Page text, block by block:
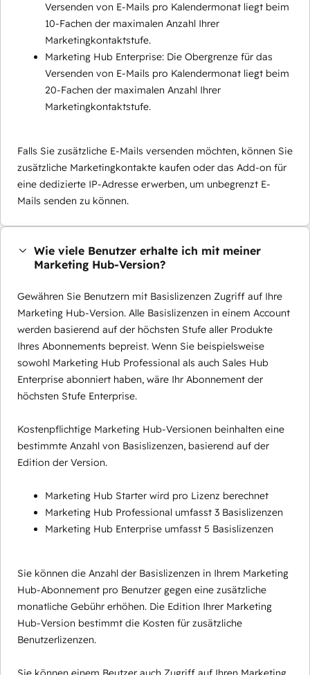
Versenden von E-Mails pro Kalendermonat liegt beim
10-Fachen der maximalen Anzahl Ihrer
Marketingkontaktstufe.
Marketing Hub Enterprise: Die Obergrenze für das
Versenden von E-Mails pro Kalendermonat liegt beim
20-Fachen der maximalen Anzahl Ihrer
Marketingkontaktstufe.
Falls Sie zusätzliche E-Mails versenden möchten, können Sie
zusätzliche Marketingkontakte kaufen oder das Add-on für
eine dedizierte IP-Adresse erwerben, um unbegrenzt E-
Mails senden zu können.
Wie viele Benutzer erhalte ich mit meiner
Marketing Hub-Version?
Gewähren Sie Benutzern mit Basislizenzen Zugriff auf Ihre
Marketing Hub-Version. Alle Basislizenzen in einem Account
werden basierend auf der höchsten Stufe aller Produkte
Ihres Abonnements bepreist. Wenn Sie beispielsweise
sowohl Marketing Hub Professional als auch Sales Hub
Enterprise abonniert haben, wäre Ihr Abonnement der
höchsten Stufe Enterprise.
Kostenpflichtige Marketing Hub-Versionen beinhalten eine
bestimmte Anzahl von Basislizenzen, basierend auf der
Edition der Version.
Marketing Hub Starter wird pro Lizenz berechnet
Marketing Hub Professional umfasst 3 Basislizenzen
Marketing Hub Enterprise umfasst 5 Basislizenzen
Sie können die Anzahl der Basislizenzen in Ihrem Marketing
Hub-Abonnement pro Benutzer gegen eine zusätzliche
monatliche Gebühr erhöhen. Die Edition Ihrer Marketing
Hub-Version bestimmt die Kosten für zusätzliche
Benutzerlizenzen.